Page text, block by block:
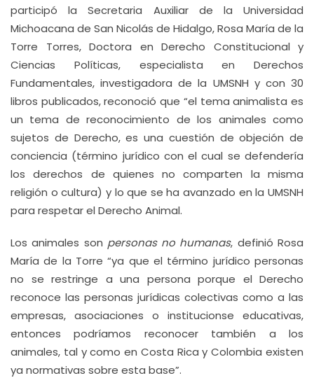
participó la Secretaria Auxiliar de la Universidad
Michoacana de San Nicolás de Hidalgo, Rosa María de la
Torre Torres, Doctora en Derecho Constitucional y
Ciencias Políticas, especialista en Derechos
Fundamentales, investigadora de la UMSNH y con 30
libros publicados, reconoció que “el tema animalista es
un tema de reconocimiento de los animales como
sujetos de Derecho, es una cuestión de objeción de
conciencia (término jurídico con el cual se defendería
los derechos de quienes no comparten la misma
religión o cultura) y lo que se ha avanzado en la UMSNH
para respetar el Derecho Animal.
Los animales son personas no humanas, definió Rosa
María de la Torre “ya que el término jurídico personas
no se restringe a una persona porque el Derecho
reconoce las personas jurídicas colectivas como a las
empresas, asociaciones o institucionse educativas,
entonces podríamos reconocer también a los
animales, tal y como en Costa Rica y Colombia existen
ya normativas sobre esta base”.